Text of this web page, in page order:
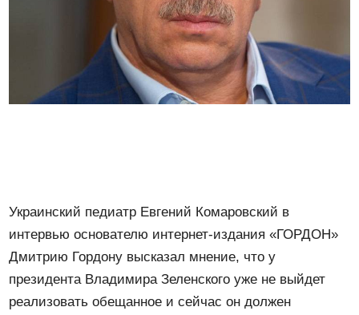
Украинский педиатр Евгений Комаровский в
интервью основателю интернет-издания «ГОРДОН»
Дмитрию Гордону высказал мнение, что у
президента Владимира Зеленского уже не выйдет
реализовать обещанное и сейчас он должен